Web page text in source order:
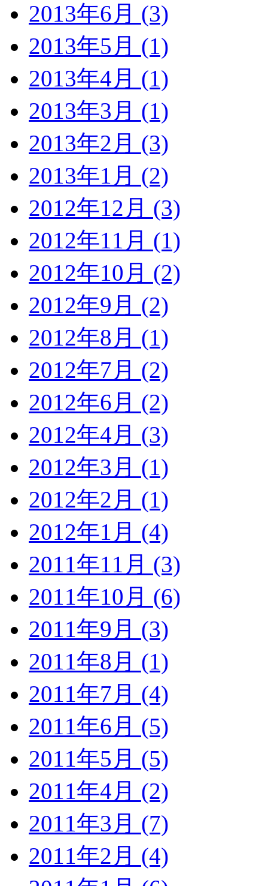
2013年6月 (3)
2013年5月 (1)
2013年4月 (1)
2013年3月 (1)
2013年2月 (3)
2013年1月 (2)
2012年12月 (3)
2012年11月 (1)
2012年10月 (2)
2012年9月 (2)
2012年8月 (1)
2012年7月 (2)
2012年6月 (2)
2012年4月 (3)
2012年3月 (1)
2012年2月 (1)
2012年1月 (4)
2011年11月 (3)
2011年10月 (6)
2011年9月 (3)
2011年8月 (1)
2011年7月 (4)
2011年6月 (5)
2011年5月 (5)
2011年4月 (2)
2011年3月 (7)
2011年2月 (4)